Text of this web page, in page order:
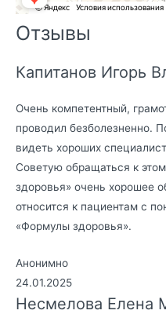
Отзывы
Капитанов Игорь
Очень компетентный,
проводил безболезненно.
видеть хороших
Советую обращаться к
здоровья» очень хорошее
относится к пациентам с
«Формулы здоровья».
Анонимно
24.01.2025
Несмелова Елена